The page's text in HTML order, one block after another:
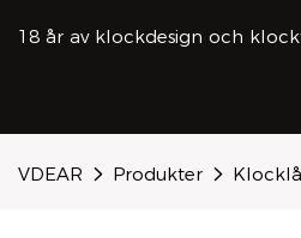
18 år av klockdesign och
VDEAR Produkter